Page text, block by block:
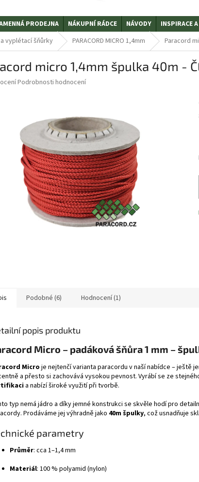
PRODEJNA NÁKUPNÍ RÁDCE NÁVODY INSPIRACE
vyplétací šňůrky PARACORD MICRO 1,4mm Paracord
micro 1,4mm špulka 40m -
Podrobnosti hodnocení
Podobné (6) Hodnocení (1)
popis produktu
Micro – padáková šňůra 1 mm –
Microje nejtenčí varianta paracordu v naší nabídce – ještě
a přesto si zachovává vysokou pevnost. Vyrábí se ze
a nabízí široké využití při tvorbě.
typ nemá jádro a díky jemné konstrukci se skvěle hodí pro
Prodáváme jej výhradně jako 40m špulky, což usnadňuje
parametry
Průměr: cca 1–1,4 mm
Materiál: 100 % polyamid (nylon)